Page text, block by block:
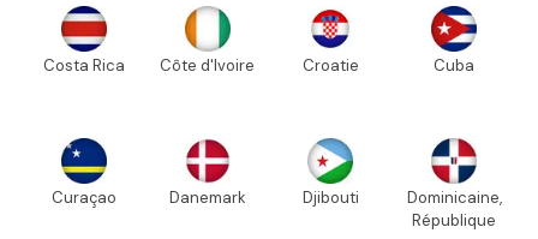
Costa Rica Côte d'Ivoire Croatie Cuba
Curaçao Danemark Djibouti
Dominicaine,
République